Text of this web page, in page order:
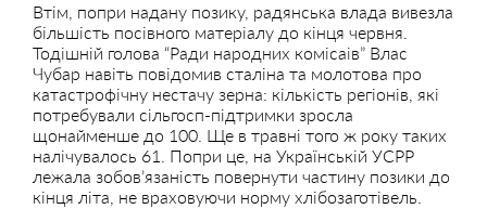
Втім, попри надану позику, радянська влада вивезла
більшість посівного матеріалу до кінця червня.
Тодішній голова “Ради народних комісаів” Влас
Чубар навіть повідомив сталіна та молотова про
катастрофічну нестачу зерна: кількість регіонів, які
потребували сільгосп-підтримки зросла
щонайменше до 100. Ще в травні того ж року таких
налічувалось 61. Попри це, на Українській УСРР
лежала зобов’язаність повернути частину позики до
кінця літа, не враховуючи норму хлібозаготівель.